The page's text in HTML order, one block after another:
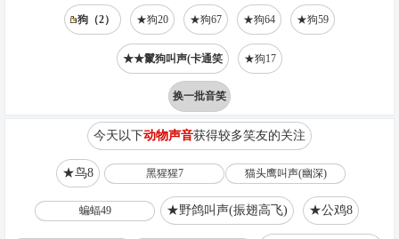
狗（2） ★狗20 ★狗67 ★狗64 ★狗59
★★鬣狗叫声(卡通笑 ★狗17
换一批音笑
今天以下动物声音获得较多笑友的关注
★鸟8 黑猩猩7 猫头鹰叫声(幽深)
蝙蝠49 ★野鸽叫声(振翅高飞) ★公鸡8